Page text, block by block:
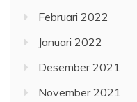
Februari 2022
Januari 2022
Desember 2021
November 2021